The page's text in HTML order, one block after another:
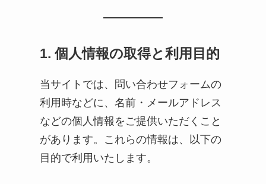
1. 個人情報の取得と利用目的
当サイトでは、問い合わせフォームの
利用時などに、名前・メールアドレス
などの個人情報をご提供いただくこと
があります。これらの情報は、以下の
目的で利用いたします。